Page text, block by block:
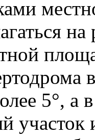
5°, а
участок